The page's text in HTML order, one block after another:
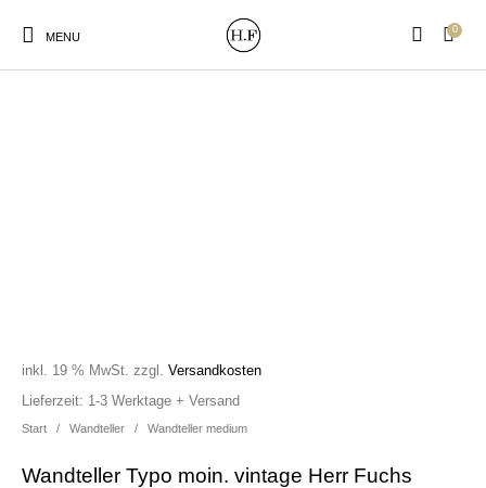
MENU
0
Poster&Notizbücher
für den Kopf
Start / Wandteller / Wandteller medium
Wandteller Typo moin. vintage Herr Fuchs
inkl. 19 % MwSt. zzgl.Versandkosten
Lieferzeit: 1-3 Werktage + Versand